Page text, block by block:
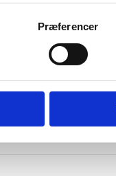
Præferencer
bedste tilbud.
tilbud og